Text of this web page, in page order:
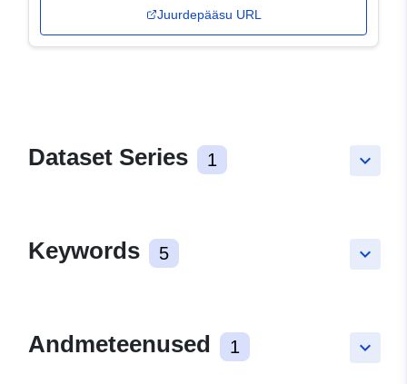
Juurdepääsu URL
keyboard_arrow_down
Dataset Series 1
keyboard_arrow_down
Keywords 5
keyboard_arrow_down
Andmeteenused 1